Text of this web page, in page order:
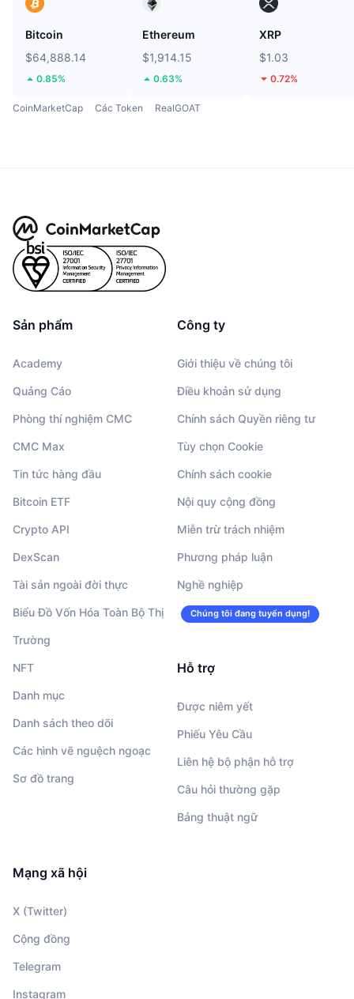
Bitcoin
$64,888.14
0.85%
Ethereum
$1,914.15
0.63%
XRP
$1.03
0.72%
CoinMarketCap Các Token RealGOAT
Sản phẩm
Academy
Quảng Cáo
Phòng thí nghiệm CMC
CMC Max
Tin tức hàng đầu
Bitcoin ETF
Crypto API
DexScan
Tài sản ngoài đời thực
Biểu Đồ Vốn Hóa Toàn Bộ Thị
Trường
NFT
Danh mục
Danh sách theo dõi
Các hình vẽ nguệch ngoạc
Sơ đồ trang
Công ty
Giới thiệu về chúng tôi
Điều khoản sử dụng
Chính sách Quyền riêng tư
Tùy chọn Cookie
Chính sách cookie
Nội quy cộng đồng
Miễn trừ trách nhiệm
Phương pháp luận
Nghề nghiệp
Chúng tôi đang tuyển dụng!
Hỗ trợ
Được niêm yết
Phiếu Yêu Cầu
Liên hệ bộ phận hỗ trợ
Câu hỏi thường gặp
Bảng thuật ngữ
Mạng xã hội
X (Twitter)
Cộng đồng
Telegram
Instagram